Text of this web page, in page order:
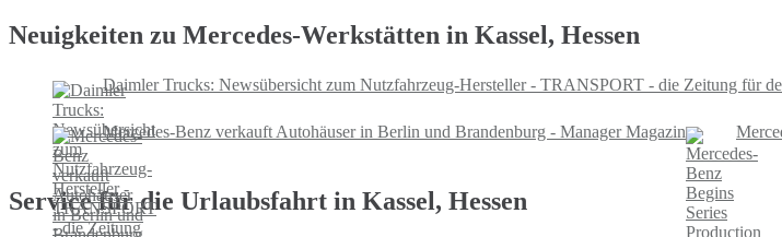
Neuigkeiten zu Mercedes-Werkstätten in Kassel, Hessen
Daimler Trucks: Newsübersicht zum Nutzfahrzeug-Hersteller - TRANSPORT - die Zeitung für
Mercedes-Benz verkauft Autohäuser in Berlin und Brandenburg - Manager Magazin
Service für die Urlaubsfahrt in Kassel, Hessen